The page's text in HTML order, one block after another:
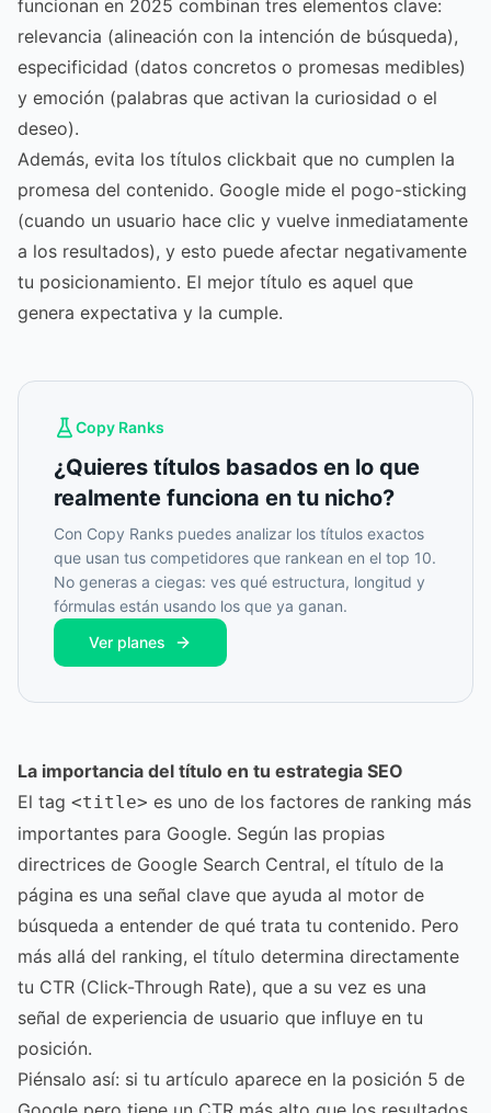
funcionan en 2025 combinan tres elementos clave:
relevancia (alineación con la intención de búsqueda),
especificidad (datos concretos o promesas medibles)
y emoción (palabras que activan la curiosidad o el
deseo).
Además, evita los títulos clickbait que no cumplen la
promesa del contenido. Google mide el pogo-sticking
(cuando un usuario hace clic y vuelve inmediatamente
a los resultados), y esto puede afectar negativamente
tu posicionamiento. El mejor título es aquel que
genera expectativa y la cumple.
Copy Ranks
¿Quieres títulos basados en lo que
realmente funciona en tu nicho?
Con Copy Ranks puedes analizar los títulos exactos
que usan tus competidores que rankean en el top 10.
No generas a ciegas: ves qué estructura, longitud y
fórmulas están usando los que ya ganan.
Ver planes
La importancia del título en tu estrategia SEO
El tag <title> es uno de los factores de ranking más
importantes para Google. Según las propias
directrices de Google Search Central, el título de la
página es una señal clave que ayuda al motor de
búsqueda a entender de qué trata tu contenido. Pero
más allá del ranking, el título determina directamente
tu CTR (Click-Through Rate), que a su vez es una
señal de experiencia de usuario que influye en tu
posición.
Piénsalo así: si tu artículo aparece en la posición 5 de